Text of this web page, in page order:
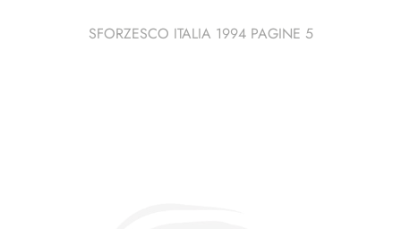
SFORZESCO ITALIA 1994 PAGINE 5